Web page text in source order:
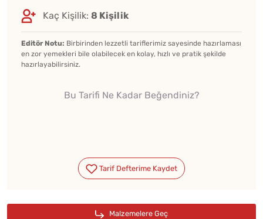
Kaç Kişilik: 8 Kişilik
Editör Notu: Birbirinden lezzetli tariflerimiz sayesinde hazırlaması
en zor yemekleri bile olabilecek en kolay, hızlı ve pratik şekilde
hazırlayabilirsiniz.
Bu Tarifi Ne Kadar Beğendiniz?